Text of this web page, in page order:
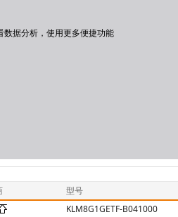
数据分析，使用更多便捷功能
型号
KLM8G1GETF-B041000